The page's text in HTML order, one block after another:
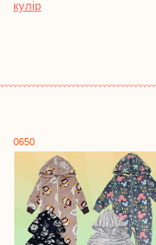
кулір
0650